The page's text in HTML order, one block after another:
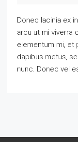
Donec lacinia ex
arcu ut mi viverra
elementum mi, et
dapibus metus,
nunc. Donec vel